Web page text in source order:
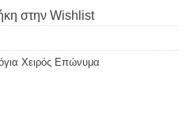
στην Wishlist
Χειρός Επώνυμα